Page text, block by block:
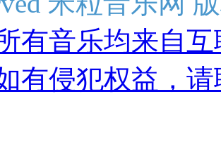
有音乐均来自
有侵犯权益，